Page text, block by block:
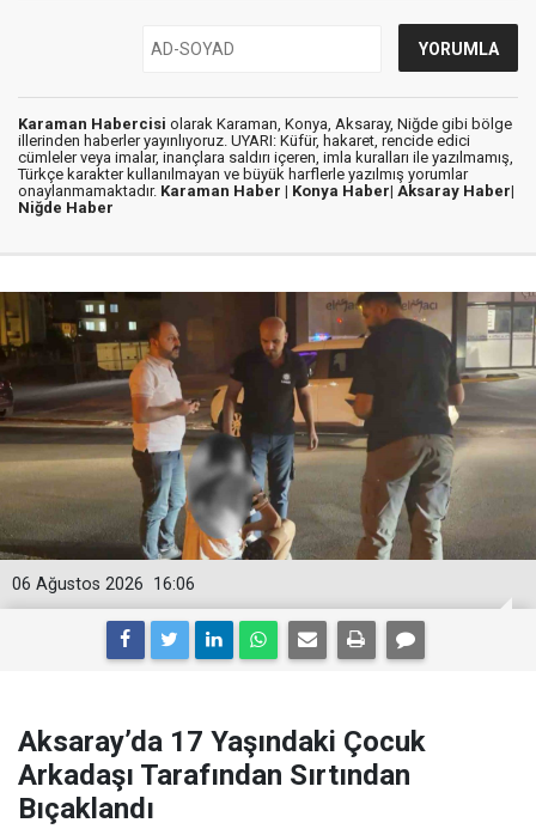
Karaman Habercisi olarak Karaman, Konya, Aksaray, Niğde gibi bölge
illerinden haberler yayınlıyoruz. UYARI: Küfür, hakaret, rencide edici
cümleler veya imalar, inançlara saldırı içeren, imla kuralları ile yazılmamış,
Türkçe karakter kullanılmayan ve büyük harflerle yazılmış yorumlar
onaylanmamaktadır. Karaman Haber | Konya Haber| Aksaray Haber|
Niğde Haber
16:06
06 Ağustos 2026
Aksaray’da 17 Yaşındaki Çocuk
Arkadaşı Tarafından Sırtından
Bıçaklandı